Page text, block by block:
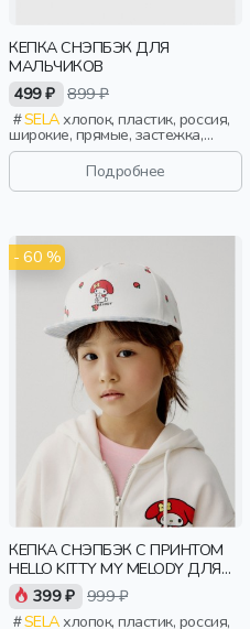
КЕПКА СНЭПБЭК ДЛЯ
МАЛЬЧИКОВ
499 ₽ 899 ₽
SELAхлопок, пластик, россия,
широкие, прямые, застежка,
вышивка, мальчики, дети
Подробнее
- 60 %
КЕПКА СНЭПБЭК С ПРИНТОМ
HELLO KITTY MY MELODY ДЛЯ
ДЕВОЧЕК
399 ₽ 999 ₽
SELAхлопок, пластик, россия,